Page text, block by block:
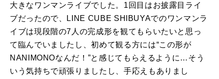
大きなワンマンライブでした。1回目はお披露目ライ
ブだったので、
LINE CUBE SHIBUYAでのワンマンラ
イブは現段階の7人の完成形を観てもらいたいと思っ
て臨んでいましたし、初めて観る方には“この形が
NANIMONOなんだ！”と感じてもらえるように…そう
いう気持ちで頑張りましたし、手応えもありまし